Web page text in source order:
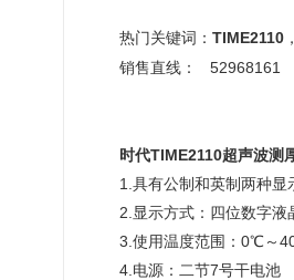
热门关键词： TIME2110
销售直线：
52968161
时代TIME2110超声波测
1.具有公制和英制两种显
2.显示方式：四位数字液
3.使用温度范围：0℃～
4.电源：二节7号干电池